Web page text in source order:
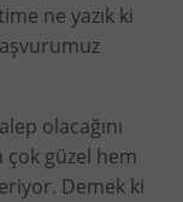
ne yazık ki
olacağını
çok güzel hem
Demek ki